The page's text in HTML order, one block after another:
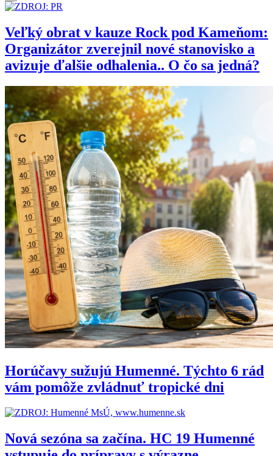
Veľký obrat v kauze Rock pod Kameňom:
Organizátor zverejnil nové stanovisko a
avizuje ďalšie odhalenia.. O čo sa jedná?
Horúčavy sužujú Humenné. Týchto 6 rád
vám pomôže zvládnuť tropické dni
Nová sezóna sa začína. HC 19 Humenné